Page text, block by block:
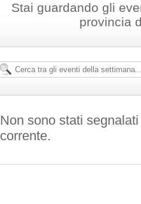
Stai guardando gli
provincia
Non sono stati
corrente.